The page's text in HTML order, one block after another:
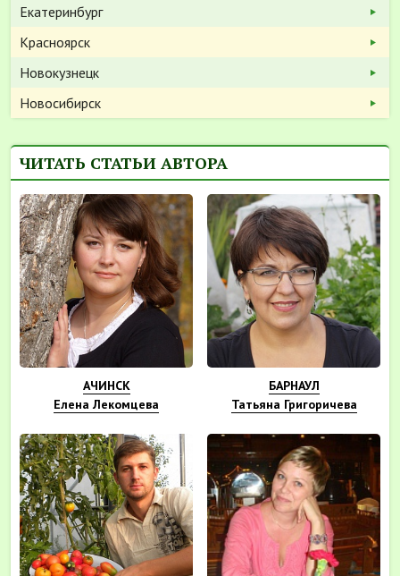
Екатеринбург
Красноярск
Новокузнецк
Новосибирск
ЧИТАТЬ СТАТЬИ АВТОРА
АЧИНСК
Елена Лекомцева
БАРНАУЛ
Татьяна Григоричева